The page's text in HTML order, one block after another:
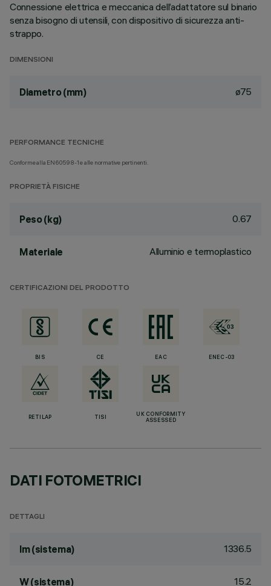
Connessione elettrica e meccanica dell’adattatore sul binario
senza bisogno di utensili, con dispositivo di sicurezza anti-
strappo.
DIMENSIONI
Diametro (mm) ø75
PERFORMANCE TECNICHE
Conforme alla EN60598-1 e alle normative pertinenti.
PROPRIETÀ FISICHE
Peso (kg) 0.67
Materiale Alluminio e termoplastico
CERTIFICAZIONI DEL PRODOTTO
BIS CE EAC ENEC-03
RETILAP TISI
UK CONFORMITY
ASSESSED
DATI FOTOMETRICI
DETTAGLI
lm (sistema) 1336.5
W (sistema) 15.2